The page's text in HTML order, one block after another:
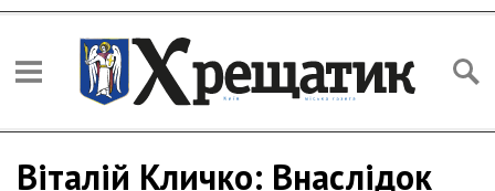
Віталій Кличко: Внаслідок